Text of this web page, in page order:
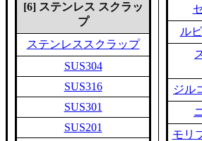
[6] ステンレス スクラッ
プ
ステンレススクラップ
SUS304
SUS316
SUS301
SUS201
ル
ジル
モリ